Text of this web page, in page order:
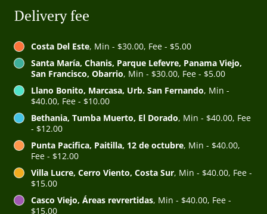
Delivery fee
Costa Del Este, Min - $30.00, Fee - $5.00
Santa María, Chanis, Parque Lefevre, Panama Viejo,
San Francisco, Obarrio, Min - $30.00, Fee - $5.00
Llano Bonito, Marcasa, Urb. San Fernando, Min -
$40.00, Fee - $10.00
Bethania, Tumba Muerto, El Dorado, Min - $40.00, Fee
- $12.00
Punta Pacifica, Paitilla, 12 de octubre, Min - $40.00,
Fee - $12.00
Villa Lucre, Cerro Viento, Costa Sur, Min - $40.00, Fee -
$15.00
Casco Viejo, Áreas revrertidas, Min - $40.00, Fee -
$15.00